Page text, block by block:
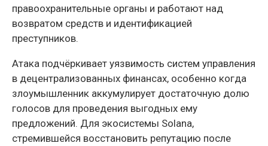
правоохранительные органы и работают над
возвратом средств и идентификацией
преступников.
Атака подчёркивает уязвимость систем управления
в децентрализованных финансах, особенно когда
злоумышленник аккумулирует достаточную долю
голосов для проведения выгодных ему
предложений. Для экосистемы Solana,
стремившейся восстановить репутацию после